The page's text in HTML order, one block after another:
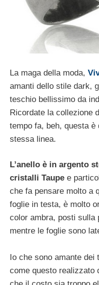
La maga della moda,
amanti dello stile dark,
teschio bellissimo da
Ricordate la collezione
tempo fa, beh, questa
stessa linea.
L’anello è in argento
cristalli Taupe e
che fa pensare molto a
foglie in testa, è molto
color ambra, posti sulla
mentre le foglie sono
Io che sono amante
come questo realizzato